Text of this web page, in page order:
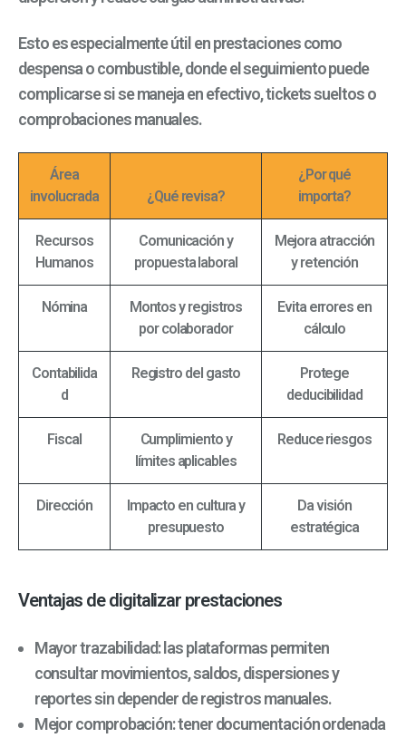
Esto es especialmente útil en prestaciones como
despensa o combustible, donde el seguimiento puede
complicarse si se maneja en efectivo, tickets sueltos o
comprobaciones manuales.
Área
involucrada
¿Qué revisa?
¿Por qué
importa?
Recursos
Humanos
Comunicación y
propuesta laboral
Mejora atracción
y retención
Nómina
Montos y registros
por colaborador
Evita errores en
cálculo
Contabilida
d
Registro del gasto
Protege
deducibilidad
Fiscal
Cumplimiento y
límites aplicables
Reduce riesgos
Dirección
Impacto en cultura y
presupuesto
Da visión
estratégica
Ventajas de digitalizar prestaciones
Mayor trazabilidad: las plataformas permiten
consultar movimientos, saldos, dispersiones y
reportes sin depender de registros manuales.
Mejor comprobación: tener documentación ordenada